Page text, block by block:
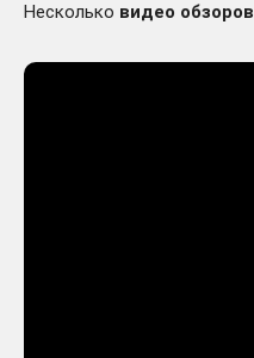
Несколько видео обзоров